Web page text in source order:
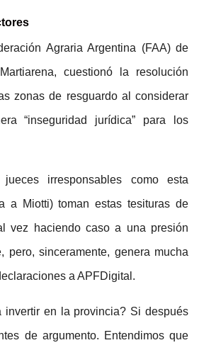
Agraria Argentina (FAA) de
cuestionó la resolución
zonas de resguardo al considerar
“inseguridad jurídica” para los
irresponsables como esta
a Miotti) toman estas tesituras de
vez haciendo caso a una presión
pero, sinceramente, genera mucha
a APFDigital.
invertir en la provincia? Si después
de argumento. Entendimos que